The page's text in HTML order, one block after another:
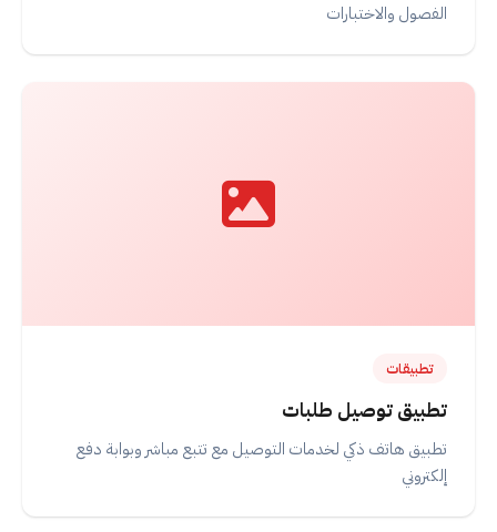
الفصول والاختبارات
تطبيقات
تطبيق توصيل طلبات
تطبيق هاتف ذكي لخدمات التوصيل مع تتبع مباشر وبوابة دفع
إلكتروني